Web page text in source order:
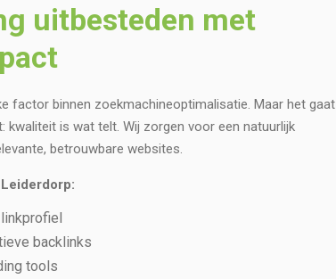
uitbesteden met
factor binnen zoekmachineoptimalisatie. Maar het gaat
kwaliteit is wat telt. Wij zorgen voor een natuurlijk
betrouwbare websites.
backlinks
tools